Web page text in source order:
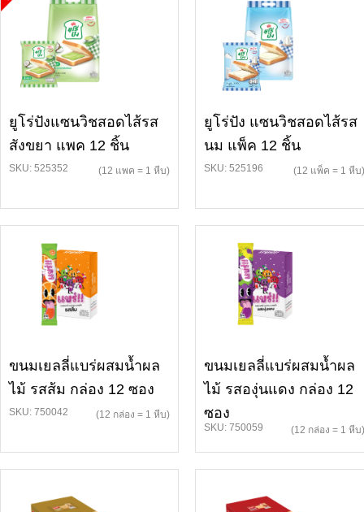
ยูโร่ปังแซนวิชสอดไส้รส
สังขยา แพค 12 ชิ้น
SKU: 525352 (12 แพค = 1 หีบ)
ยูโร่ปัง แซนวิชสอดไส้รส
นม แพ็ค 12 ชิ้น
SKU: 525196 (12 แพ็ค = 1 หีบ)
ขนมเยลลี่แบร่ผสมน้ำผล
ไม้ รสส้ม กล่อง 12 ซอง
SKU: 750042 (12 กล่อง = 1 หีบ)
ขนมเยลลี่แบร่ผสมน้ำผล
ไม้ รสองุ่นแดง กล่อง 12
ซอง
SKU: 750059 (12 กล่อง = 1 หีบ)